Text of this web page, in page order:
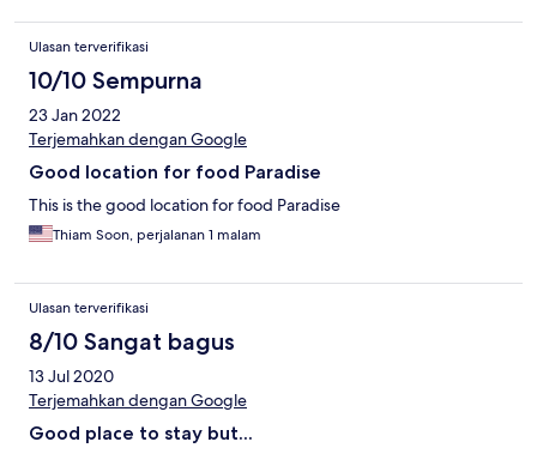
Ulasan terverifikasi
10/10 Sempurna
23 Jan 2022
Terjemahkan dengan Google
Good location for food Paradise
This is the good location for food Paradise
Thiam Soon, perjalanan 1 malam
Ulasan terverifikasi
8/10 Sangat bagus
13 Jul 2020
Terjemahkan dengan Google
Good place to stay but...